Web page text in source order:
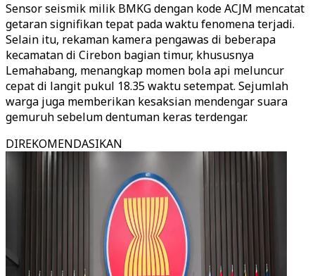
Sensor seismik milik BMKG dengan kode ACJM mencatat
getaran signifikan tepat pada waktu fenomena terjadi.
Selain itu, rekaman kamera pengawas di beberapa
kecamatan di Cirebon bagian timur, khususnya
Lemahabang, menangkap momen bola api meluncur
cepat di langit pukul 18.35 waktu setempat. Sejumlah
warga juga memberikan kesaksian mendengar suara
gemuruh sebelum dentuman keras terdengar.
DIREKOMENDASIKAN